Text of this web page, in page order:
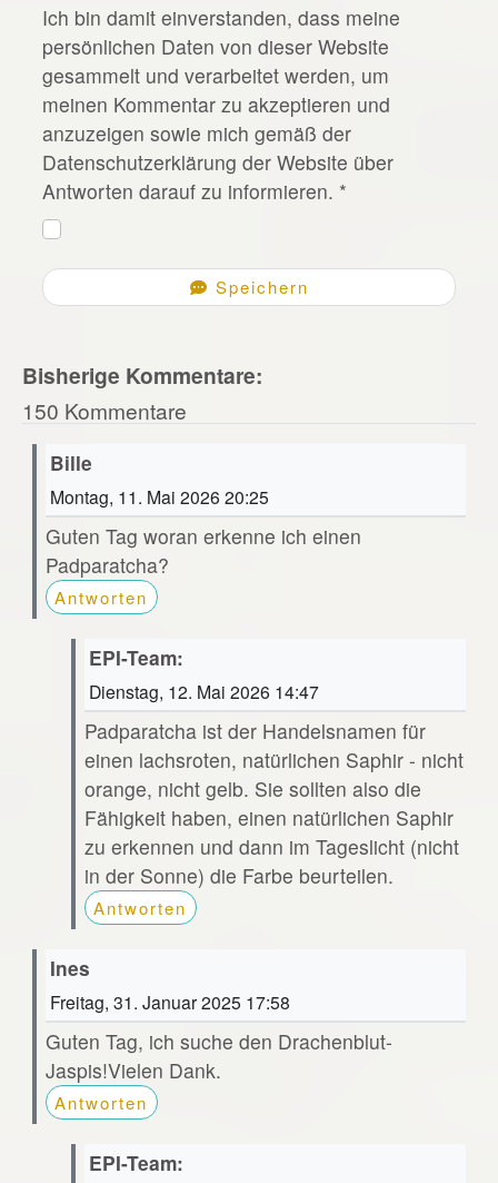
*
Ich bin damit einverstanden, dass meine
persönlichen Daten von dieser Website
gesammelt und verarbeitet werden, um
meinen Kommentar zu akzeptieren und
anzuzeigen sowie mich gemäß der
Datenschutzerklärung der Website über
Antworten darauf zu informieren. *
Speichern
Bisherige Kommentare:
150 Kommentare
Bille
Montag, 11. Mai 2026 20:25
Guten Tag woran erkenne ich einen
Padparatcha?
Antworten
EPI-Team:
Dienstag, 12. Mai 2026 14:47
Padparatcha ist der Handelsnamen für
einen lachsroten, natürlichen Saphir - nicht
orange, nicht gelb. Sie sollten also die
Fähigkeit haben, einen natürlichen Saphir
zu erkennen und dann im Tageslicht (nicht
in der Sonne) die Farbe beurteilen.
Antworten
Ines
Freitag, 31. Januar 2025 17:58
Guten Tag, ich suche den Drachenblut-
Jaspis!Vielen Dank.
Antworten
EPI-Team: